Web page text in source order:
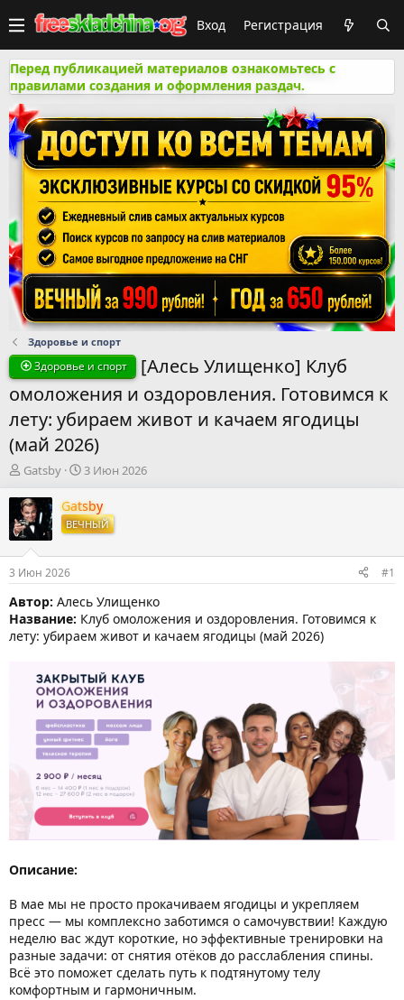
Вход Регистрация
Перед публикацией материалов ознакомьтесь с
правилами создания и оформления раздач.
Здоровье и спорт
Здоровье и спорт
[Алесь Улищенко] Клуб
омоложения и оздоровления. Готовимся к
лету: убираем живот и качаем ягодицы
(май 2026)
А
т
о
р
т
е
м
ы
Gatsby
Д
т
а
н
а
л
а
3 Июн 2026
Gatsby
ВЕЧНЫЙ
3 Июн 2026 #1
Автор: Алесь Улищенко
Название: Клуб омоложения и оздоровления. Готовимся к
лету: убираем живот и качаем ягодицы (май 2026)
Описание:
В мае мы не просто прокачиваем ягодицы и укрепляем
пресс — мы комплексно заботимся о самочувствии! Каждую
неделю вас ждут короткие, но эффективные тренировки на
разные задачи: от снятия отёков до расслабления спины.
Всё это поможет сделать путь к подтянутому телу
комфортным и гармоничным.